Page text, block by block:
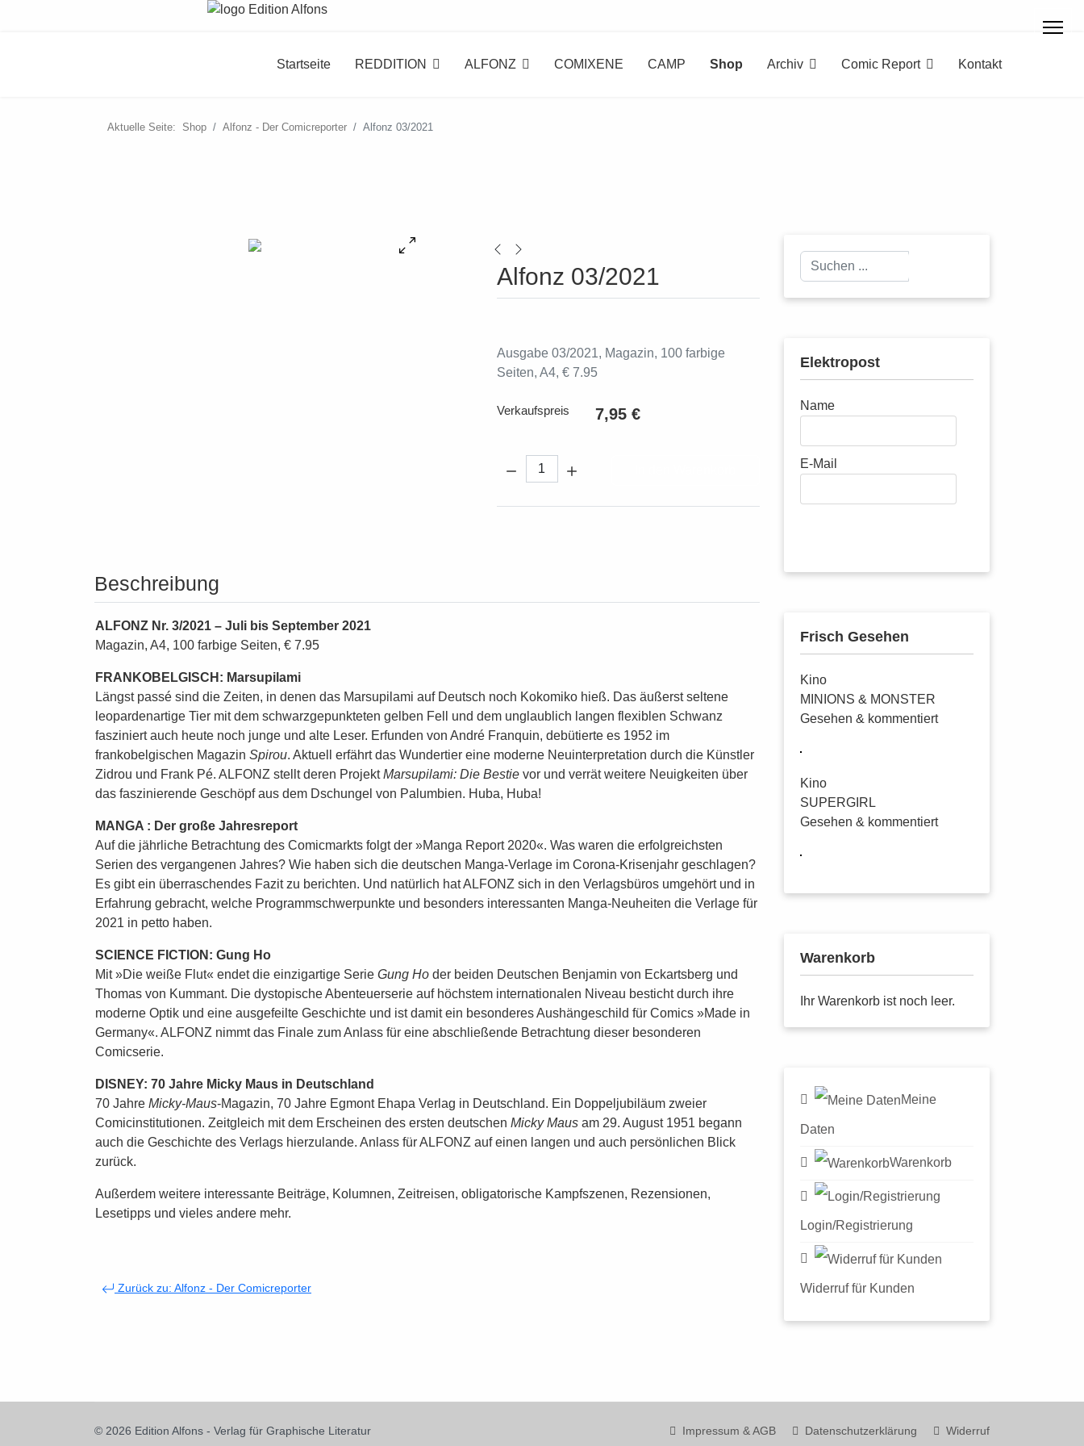
Startseite REDDITION ALFONZ COMIXENE CAMP Shop Archiv Comic Report Kontakt
Aktuelle Seite: Shop Alfonz - Der Comicreporter Alfonz 03/2021
Alfonz 03/2021
Ausgabe 03/2021, Magazin, 100 farbige
Seiten, A4, € 7.95
Verkaufspreis 7,95 €
Beschreibung
ALFONZ Nr. 3/2021 – Juli bis September 2021
Magazin, A4, 100 farbige Seiten, € 7.95
FRANKOBELGISCH: Marsupilami
Längst passé sind die Zeiten, in denen das Marsupilami auf Deutsch noch Kokomiko hieß. Das äußerst seltene
leopardenartige Tier mit dem schwarzgepunkteten gelben Fell und dem unglaublich langen flexiblen Schwanz
fasziniert auch heute noch junge und alte Leser. Erfunden von André Franquin, debütierte es 1952 im
frankobelgischen Magazin Spirou. Aktuell erfährt das Wundertier eine moderne Neuinterpretation durch die Künstler
Zidrou und Frank Pé. ALFONZ stellt deren ProjektMarsupilami: Die Bestie vor und verrät weitere Neuigkeiten über
das faszinierende Geschöpf aus dem Dschungel von Palumbien. Huba, Huba!
MANGA : Der große Jahresreport
Auf die jährliche Betrachtung des Comicmarkts folgt der »Manga Report 2020«. Was waren die erfolgreichsten
Serien des vergangenen Jahres? Wie haben sich die deutschen Manga-Verlage im Corona-Krisenjahr geschlagen?
Es gibt ein überraschendes Fazit zu berichten. Und natürlich hat ALFONZ sich in den Verlagsbüros umgehört und in
Erfahrung gebracht, welche Programmschwerpunkte und besonders interessanten Manga-Neuheiten die Verlage für
2021 in petto haben.
SCIENCE FICTION: Gung Ho
Mit »Die weiße Flut« endet die einzigartige Serie Gung Ho der beiden Deutschen Benjamin von Eckartsberg und
Thomas von Kummant. Die dystopische Abenteuerserie auf höchstem internationalen Niveau besticht durch ihre
moderne Optik und eine ausgefeilte Geschichte und ist damit ein besonderes Aushängeschild für Comics »Made in
Germany«. ALFONZ nimmt das Finale zum Anlass für eine abschließende Betrachtung dieser besonderen
Comicserie.
DISNEY: 70 Jahre Micky Maus in Deutschland
70 Jahre Micky-Maus-Magazin, 70 Jahre Egmont Ehapa Verlag in Deutschland. Ein Doppeljubiläum zweier
Comicinstitutionen. Zeitgleich mit dem Erscheinen des ersten deutschen Micky Maus am 29. August 1951 begann
auch die Geschichte des Verlags hierzulande. Anlass für ALFONZ auf einen langen und auch persönlichen Blick
zurück.
Außerdem weitere interessante Beiträge, Kolumnen, Zeitreisen, obligatorische Kampfszenen, Rezensionen,
Lesetipps und vieles andere mehr.
Zurück zu: Alfonz - Der Comicreporter
Suchen
...
Elektropost
Name
E-Mail
Frisch Gesehen
Kino
MINIONS & MONSTER
Gesehen & kommentiert
Kino
SUPERGIRL
Gesehen & kommentiert
Warenkorb
Ihr Warenkorb ist noch leer.
Meine
Daten
Warenkorb
Login/Registrierung
Widerruf für Kunden
© 2026 Edition Alfons - Verlag für Graphische Literatur Impressum & AGB Datenschutzerklärung Widerruf